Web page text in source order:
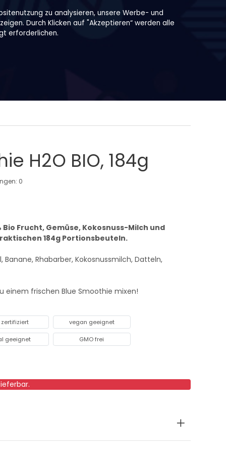
zu analysieren, unsere Werbe- und
Durch Klicken auf "Akzeptieren“ werden alle
erforderlichen.
H2O BIO, 184g
0
Bio Frucht, Gemüse, Kokosnuss-Milch und
184g Portionsbeuteln.
Banane, Rhabarber, Kokosnussmilch, Datteln,
einem frischen Blue Smoothie mixen!
vegan geeignet
geeignet GMO frei